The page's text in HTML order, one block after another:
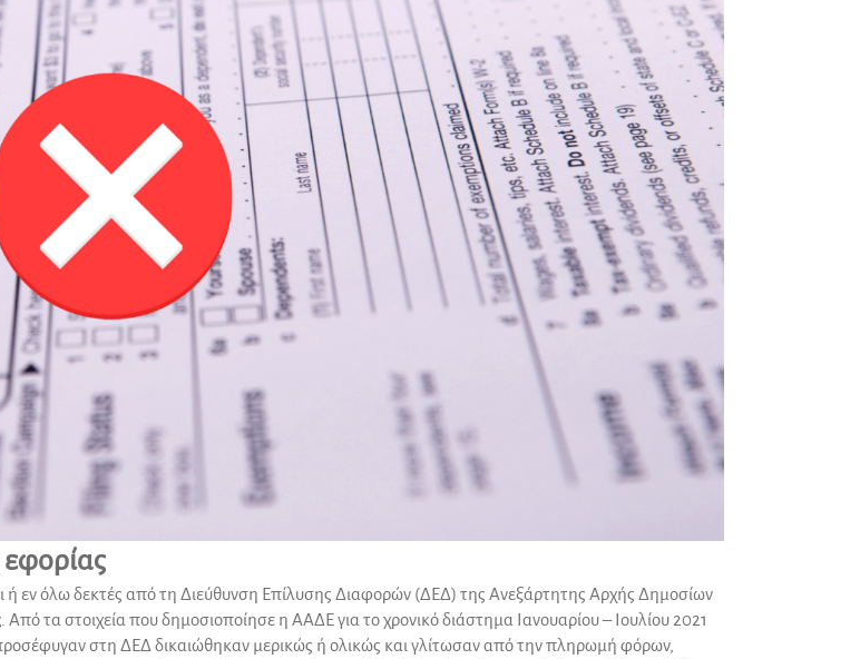
εφορίας
εν όλω δεκτές από τη Διεύθυνση Επίλυσης Διαφορών (ΔΕΔ) της Ανεξάρτητης Αρχής Δημοσίων
τα στοιχεία που δημοσιοποίησε η ΑΑΔΕ για το χρονικό διάστημα Ιανουαρίου – Ιουλίου 2021
στη ΔΕΔ δικαιώθηκαν μερικώς ή ολικώς και γλίτωσαν από την πληρωμή φόρων,